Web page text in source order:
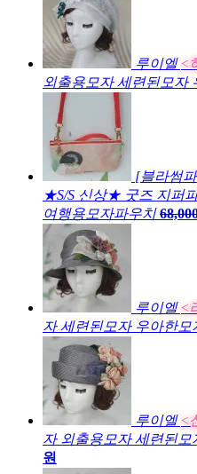
루이엘 <
외출용모자 세련된모자
[블라썸
★S/S 신상★ 굿즈 지퍼
여행용모자파우치
루이엘 <
자 세련된모자 우아한모
루이엘 <
자 외출용모자 세련된모
원